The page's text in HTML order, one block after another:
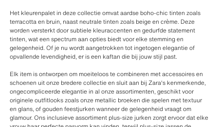
Het kleurenpalet in deze collectie omvat aardse boho-chic tinten zoals
terracotta en bruin, naast neutrale tinten zoals beige en crème. Deze
worden versterkt door subtiele kleuraccenten en gedurfde statement
tinten, wat een spectrum aan opties biedt voor elke stemming en
gelegenheid. Of je nu wordt aangetrokken tot ingetogen elegantie of
opvallende levendigheid, er is een kaftan die bij jouw stijl past.
Elk item is ontworpen om moeiteloos te combineren met accessoires en
schoenen uit onze bredere collectie en sluit aan bij Zara's kenmerkende,
ongecompliceerde elegantie in al onze assortimenten, geschikt voor
originele outfitlooks zoals onze metallic broeken die spelen met textuur
en glans, of gouden feestjurken wanneer de gelegenheid vraagt om
glamour. Ons inclusieve assortiment plus-size jurken zorgt ervoor dat elke